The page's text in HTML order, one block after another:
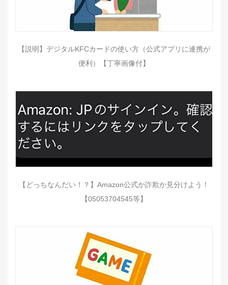
【説明】デジタルKFCカードの使い方（公式アプリに連携が
便利）【丁寧画像付】
【どっちなんだい！？】Amazon公式か詐欺か見分けよう！
【05053704545等】